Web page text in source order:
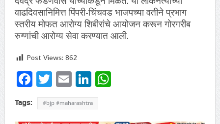
वाढदिवसानिमित्त पिंपरी-चिंचवड भाजपच्या वतीने प्रभाग
स्तरीय मोफत आरोग्य शिबीरांचे आयोजन करून गोरगरीब
रुग्णांची आरोग्य सेवा करण्यात आली.
Post Views: 862
Facebook
Twitter
EmailLinkedIn
WhatsApp
Tags: #bjp #maharashtra